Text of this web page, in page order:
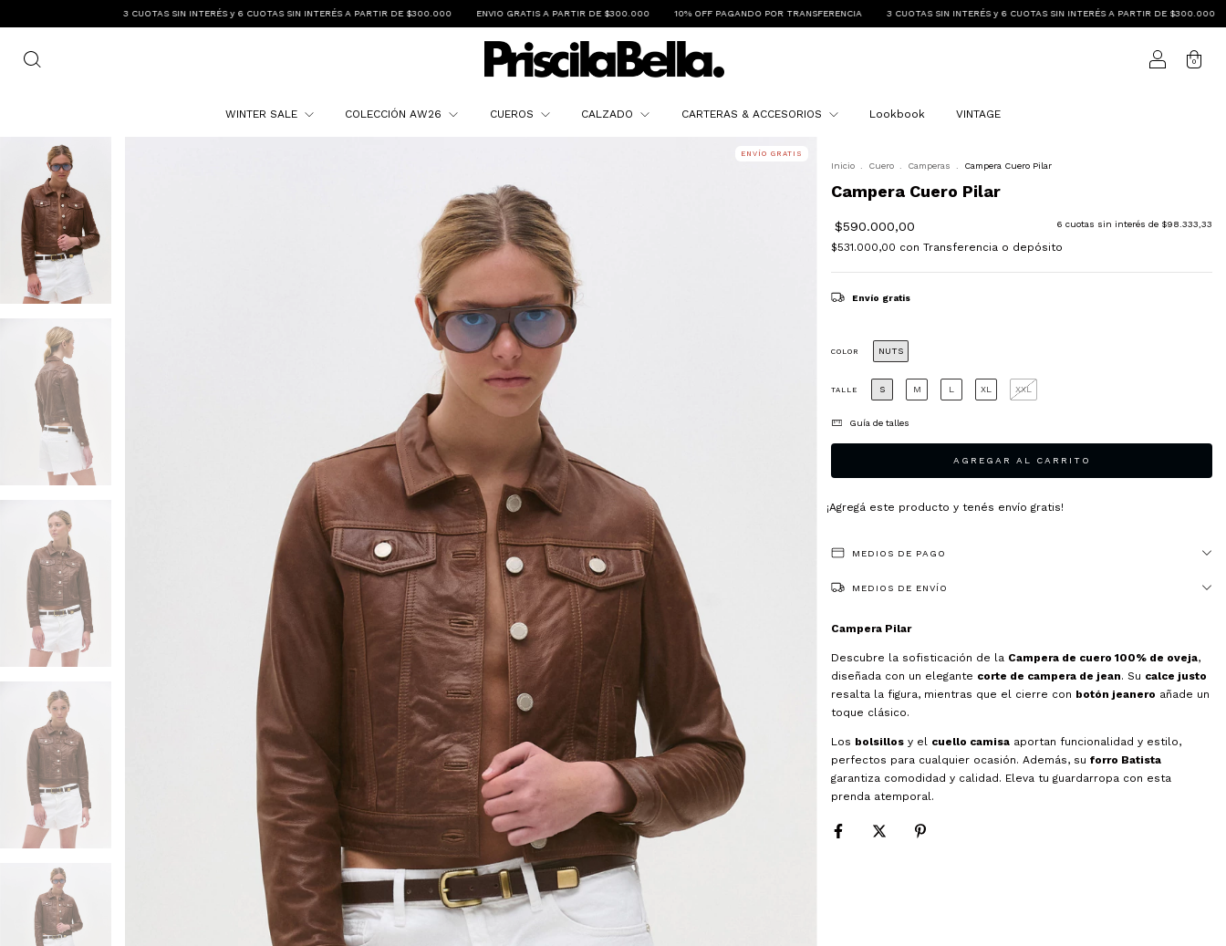
3 CUOTAS SIN INTERÉS y 6 CUOTAS SIN INTERÉS A PARTIR DE $300.000 ENVIO GRATIS A PARTIR DE $300.000 10% OFF PAGANDO POR TRANSFERENCIA 3 CUOTAS SIN INTERÉS y 6 CUOTAS SIN INTERÉS A PARTIR DE $300.000 ENVIO GRATIS A
0
WINTER SALE COLECCIÓN AW26 CUEROS CALZADO CARTERAS & ACCESORIOS Lookbook VINTAGE
ENVÍO GRATIS
Inicio Cuero Camperas Campera Cuero Pilar
Campera Cuero Pilar
$590.000,00 6 cuotas sin interés de $98.333,33
$531.000,00 con Transferencia o depósito
Envío gratis
COLOR NUTS
TALLE S M L XL XXL
Guía de talles
¡Agregá este producto y tenés envío gratis!
MEDIOS DE PAGO
MEDIOS DE ENVÍO
Campera Pilar
Descubre la sofisticación de la Campera de cuero 100% de oveja,
diseñada con un elegante corte de campera de jean. Su calce justo
resalta la figura, mientras que el cierre con botón jeanero añade un
toque clásico.
Los bolsillos y el cuello camisa aportan funcionalidad y estilo,
perfectos para cualquier ocasión. Además, su forro Batista
garantiza comodidad y calidad. Eleva tu guardarropa con esta
prenda atemporal.